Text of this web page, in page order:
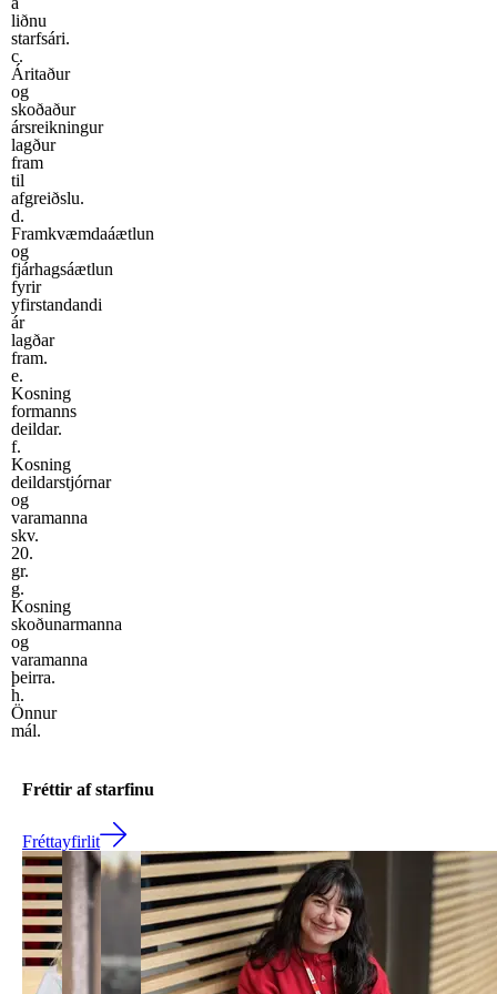
liðnu
starfsári.
c.
Áritaður
og
skoðaður
ársreikningur
lagður
fram
til
afgreiðslu.
d.
Framkvæmdaáætlun
og
fjárhagsáætlun
fyrir
yfirstandandi
ár
lagðar
fram.
e.
Kosning
formanns
deildar.
f.
Kosning
deildarstjórnar
og
varamanna
skv.
20.
gr.
g.
Kosning
skoðunarmanna
og
varamanna
þeirra.
h.
Önnur
mál.
Fréttir af starfinu
Fréttayfirlit